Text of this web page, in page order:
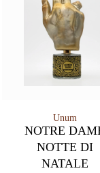
Unum
NOTRE
NOTTE DI
NATALE